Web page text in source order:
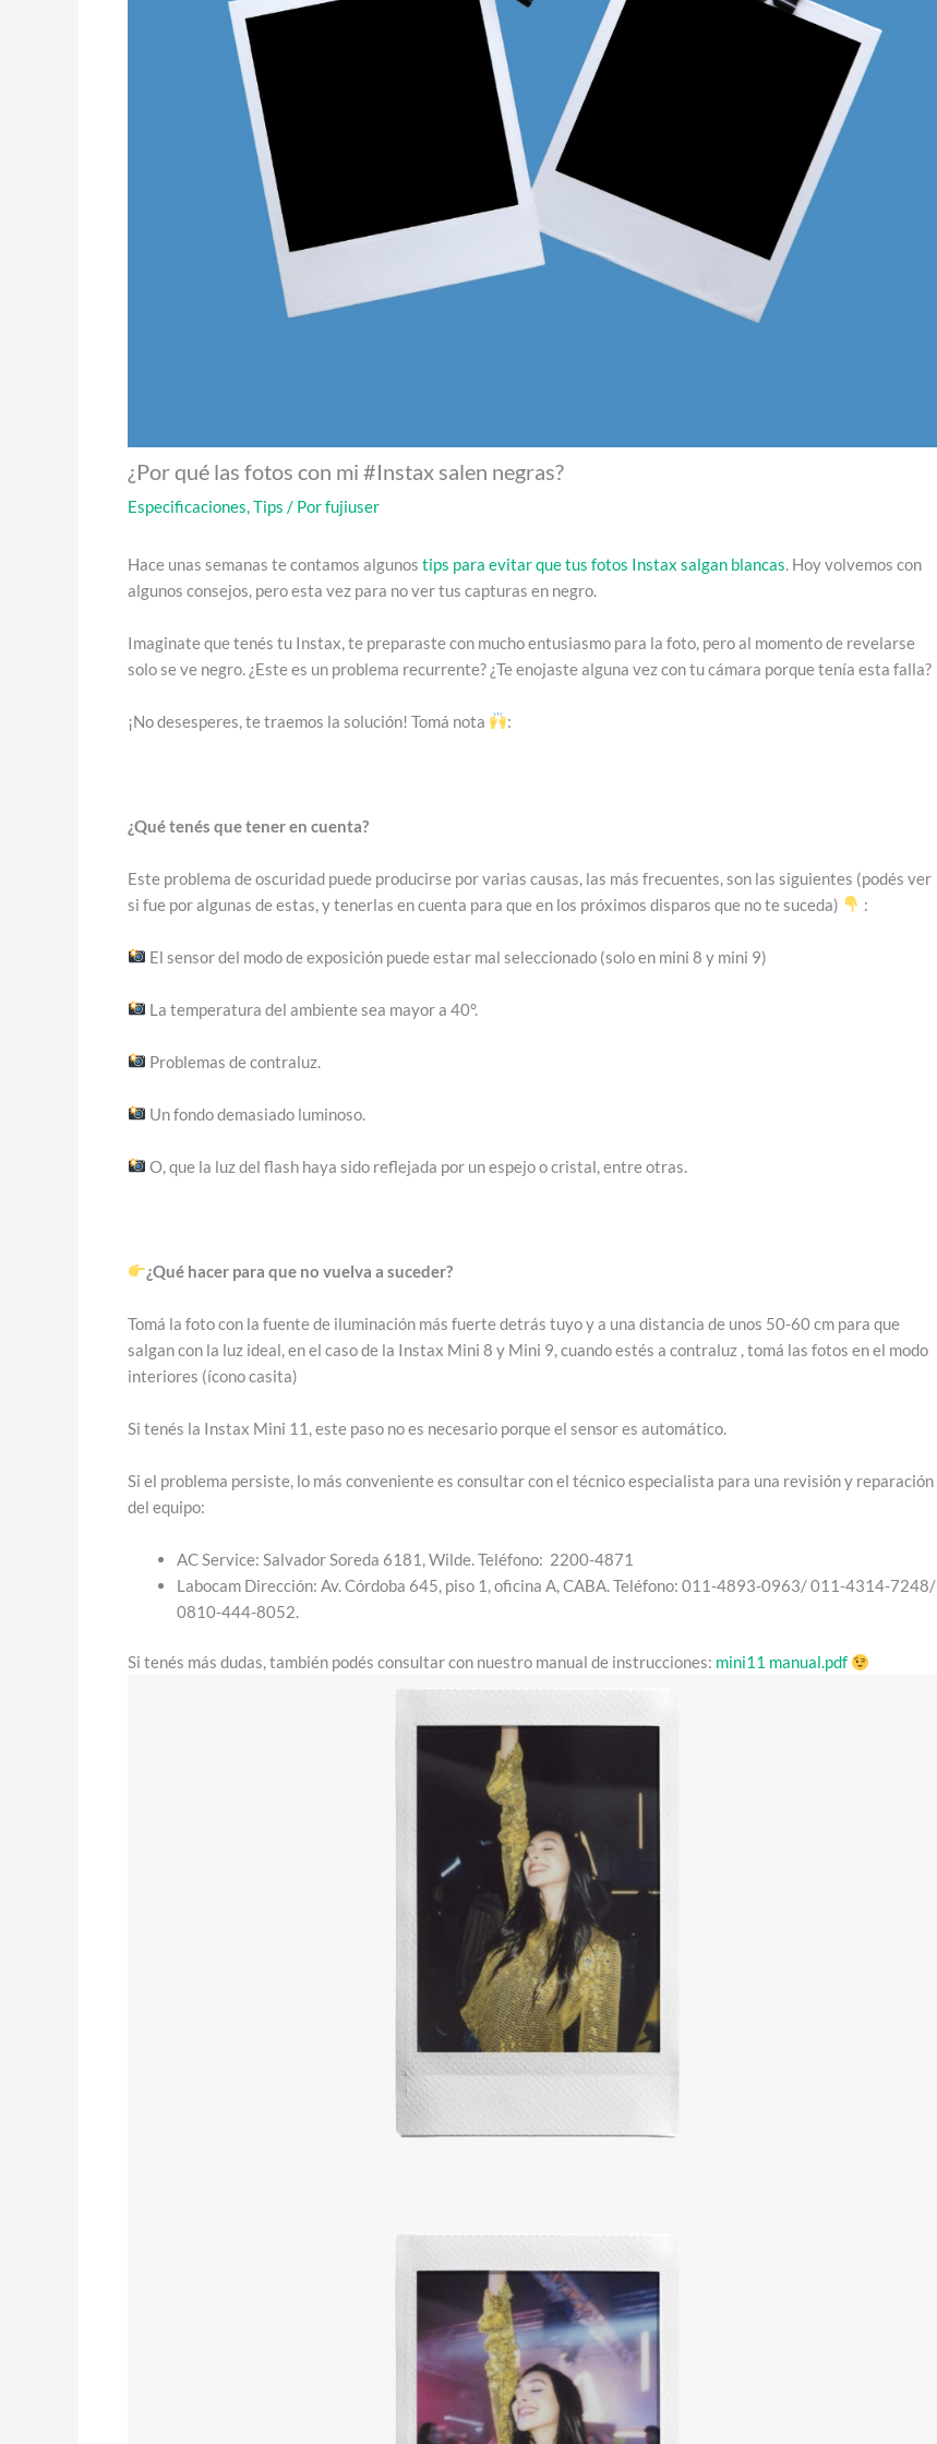
¿Por qué las fotos con mi #Instax salen negras?
Especificaciones,Tips / Porfujiuser
Hace unas semanas te contamos algunos tips para evitar que tus fotos Instax salgan blancas. Hoy volvemos con
algunos consejos, pero esta vez para no ver tus capturas en negro.
Imaginate que tenés tu Instax, te preparaste con mucho entusiasmo para la foto, pero al momento de revelarse
solo se ve negro. ¿Este es un problema recurrente? ¿Te enojaste alguna vez con tu cámara porque tenía esta falla?
¡No desesperes, te traemos la solución! Tomá nota :
¿Qué tenés que tener en cuenta?
Este problema de oscuridad puede producirse por varias causas, las más frecuentes, son las siguientes (podés ver
si fue por algunas de estas, y tenerlas en cuenta para que en los próximos disparos que no te suceda)
:
El sensor del modo de exposición puede estar mal seleccionado (solo en mini 8 y mini 9)
La temperatura del ambiente sea mayor a 40°.
Problemas de contraluz.
Un fondo demasiado luminoso.
O,que la luz del flash haya sido reflejada por un espejo o cristal, entre otras.
¿Qué hacer para que no vuelva a suceder?
Tomá la foto con la fuente de iluminación más fuerte detrás tuyo y a una distancia de unos 50-60 cm para que
salgan con la luz ideal, en el caso de la Instax Mini 8 y Mini 9, cuando estés a contraluz , tomá las fotos en el modo
interiores (ícono casita)
Si tenés la Instax Mini 11, este paso no es necesario porque el sensor es automático.
Si el problema persiste, lo más conveniente es consultar con el técnico especialista para una revisión y reparación
del equipo:
AC Service: Salvador Soreda 6181, Wilde. Teléfono: 2200-4871
Labocam Dirección: Av. Córdoba 645, piso 1, oficina A, CABA. Teléfono: 011-4893-0963/ 011-4314-7248/
0810-444-8052.
Si tenés más dudas, también podés consultar con nuestro manual de instrucciones: mini11 manual.pdf